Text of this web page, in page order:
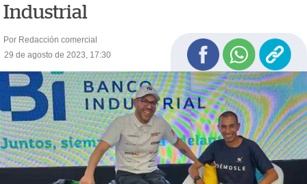
Industrial
Por Redacción comercial
29 de agosto de 2023, 17:30